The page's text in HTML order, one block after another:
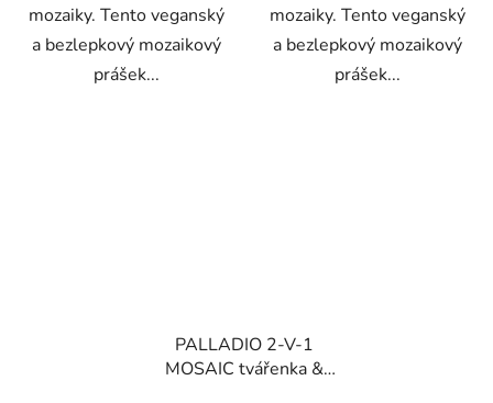
mozaiky. Tento veganský
a bezlepkový mozaikový
prášek...
mozaiky. Tento veganský
a bezlepkový mozaikový
prášek...
PALLADIO 2-V-1
MOSAIC tvářenka &